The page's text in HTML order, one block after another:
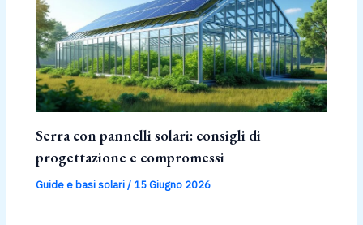
Serra con pannelli solari: consigli di
progettazione e compromessi
Guide e basi solari/ 15 Giugno 2026